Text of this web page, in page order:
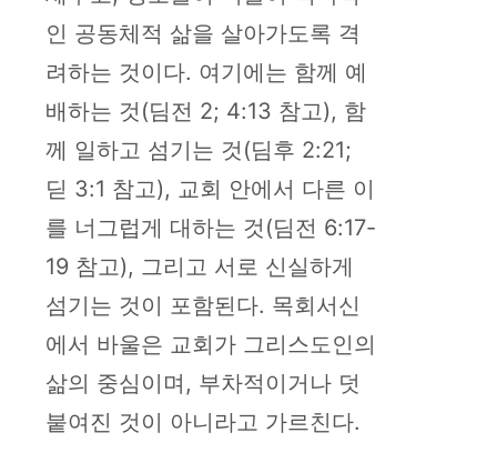
인 공동체적 삶을 살아가도록 격
려하는 것이다. 여기에는 함께 예
배하는 것(딤전 2; 4:13 참고), 함
께 일하고 섬기는 것(딤후 2:21;
딛 3:1 참고), 교회 안에서 다른 이
를 너그럽게 대하는 것(딤전 6:17-
19 참고), 그리고 서로 신실하게
섬기는 것이 포함된다. 목회서신
에서 바울은 교회가 그리스도인의
삶의 중심이며, 부차적이거나 덧
붙여진 것이 아니라고 가르친다.